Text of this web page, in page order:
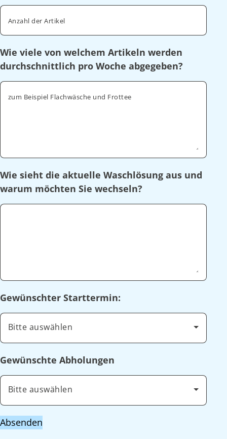
Anzahl der Artikel
Wie viele von welchem Artikeln werden
durchschnittlich pro Woche abgegeben?
zum Beispiel Flachwäsche und Frottee
Wie sieht die aktuelle Waschlösung aus und
warum möchten Sie wechseln?
Gewünschter Starttermin:
Bitte auswählen
Gewünschte Abholungen
Bitte auswählen
Absenden